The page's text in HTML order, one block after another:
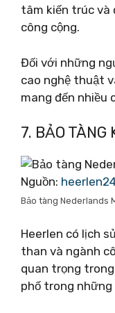
tâm kiến ​​trúc và
công cộng.
Đối với những
cao nghệ thuật
mang đến nhiều
7. BẢO
Nguồn:
Bảo tàng Nederlands
Heerlen có lịch
than và ngành
quan trọng
phố trong